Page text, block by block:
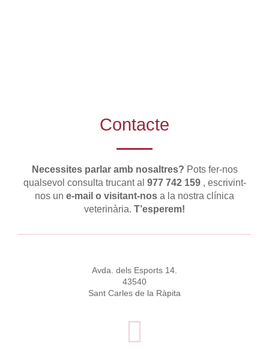
Contacte
Necessites parlar amb nosaltres? Pots fer-nos
qualsevol consulta trucant al 977 742 159, escrivint-
nos un e-mail o visitant-nos a la nostra clínica
veterinària. T’esperem!
Avda. dels Esports 14.
43540
Sant Carles de la Ràpita